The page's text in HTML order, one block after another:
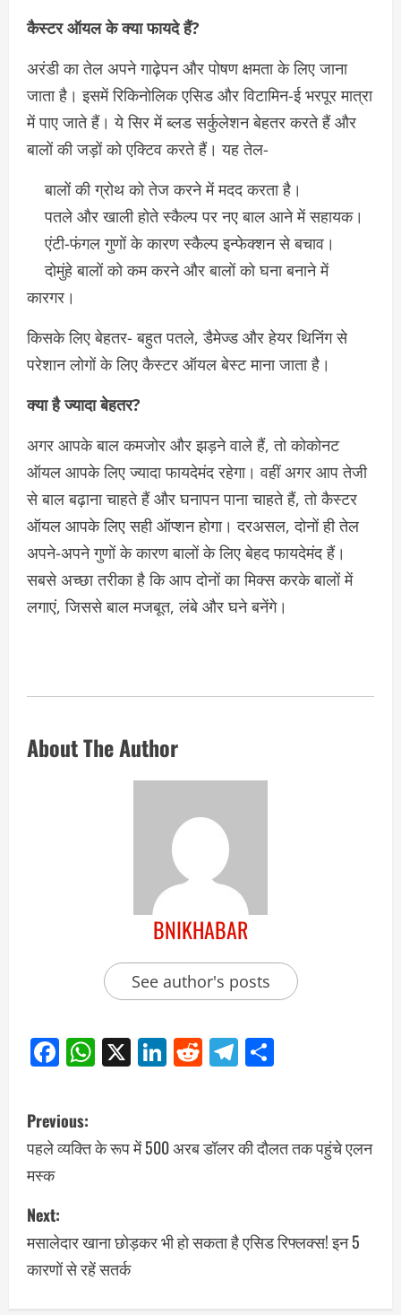
कैस्टर ऑयल के क्या फायदे हैं?
अरंडी का तेल अपने गाढ़ेपन और पोषण क्षमता के लिए जाना
जाता है। इसमें रिकिनोलिक एसिड और विटामिन-ई भरपूर मात्रा
में पाए जाते हैं। ये सिर में ब्लड सर्कुलेशन बेहतर करते हैं और
बालों की जड़ों को एक्टिव करते हैं। यह तेल-
बालों की ग्रोथ को तेज करने में मदद करता है।
पतले और खाली होते स्कैल्प पर नए बाल आने में सहायक।
एंटी-फंगल गुणों के कारण स्कैल्प इन्फेक्शन से बचाव।
दोमुंहे बालों को कम करने और बालों को घना बनाने में
कारगर।
किसके लिए बेहतर- बहुत पतले, डैमेज्ड और हेयर थिनिंग से
परेशान लोगों के लिए कैस्टर ऑयल बेस्ट माना जाता है।
क्या है ज्यादा बेहतर?
अगर आपके बाल कमजोर और झड़ने वाले हैं, तो कोकोनट
ऑयल आपके लिए ज्यादा फायदेमंद रहेगा। वहीं अगर आप तेजी
से बाल बढ़ाना चाहते हैं और घनापन पाना चाहते हैं, तो कैस्टर
ऑयल आपके लिए सही ऑप्शन होगा। दरअसल, दोनों ही तेल
अपने-अपने गुणों के कारण बालों के लिए बेहद फायदेमंद हैं।
सबसे अच्छा तरीका है कि आप दोनों का मिक्स करके बालों में
लगाएं, जिससे बाल मजबूत, लंबे और घने बनेंगे।
About The Author
BNIKHABAR
See author's posts
Facebook
WhatsApp
X LinkedIn
RedditTelegram
Previous:
पहले व्यक्ति के रूप में 500 अरब डॉलर की दौलत तक पहुंचे एलन
मस्क
Next:
मसालेदार खाना छोड़कर भी हो सकता है एसिड रिफ्लक्स! इन 5
कारणों से रहें सतर्क